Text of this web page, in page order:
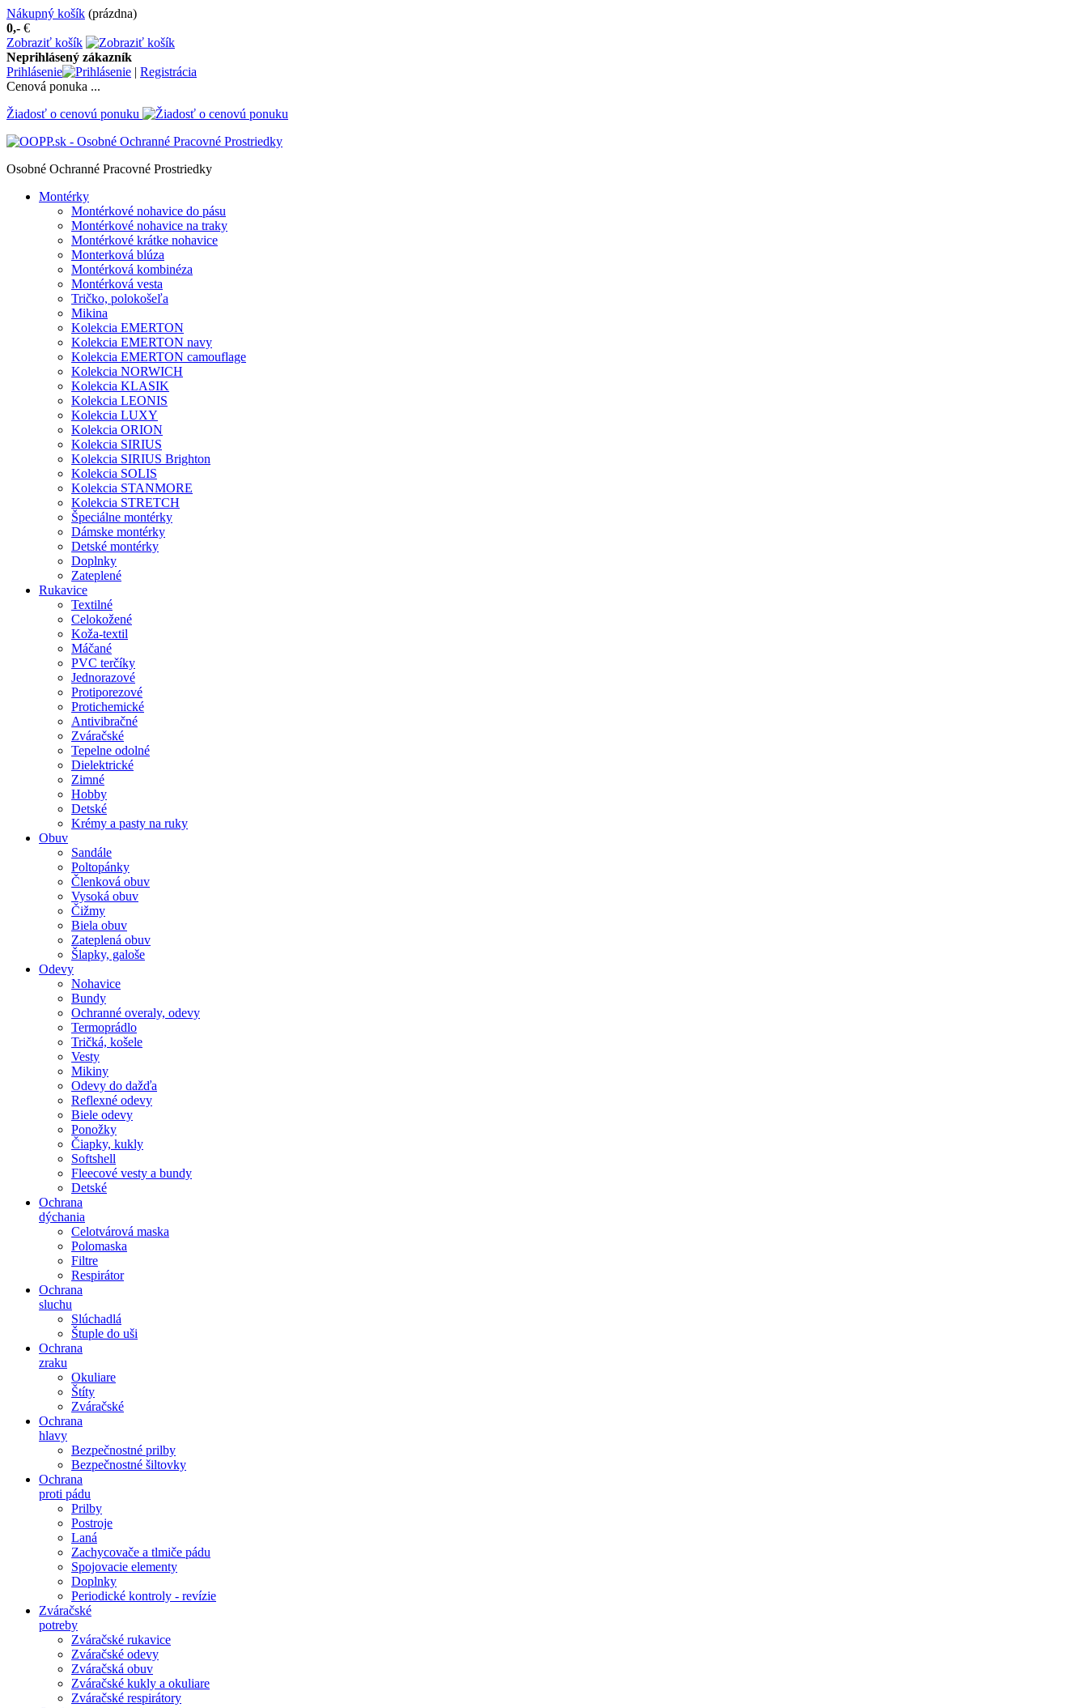
Nákupný košík (prázdna)
0,- €
Zobraziť košík
Neprihlásený zákazník
Prihlásenie
| Registrácia
Cenová ponuka ...
Žiadosť o cenovú ponuku
Osobné Ochranné Pracovné Prostriedky
Montérky
Montérkové nohavice do pásu
Montérkové nohavice na traky
Montérkové krátke nohavice
Monterková blúza
Montérková kombinéza
Montérková vesta
Tričko, polokošeľa
Mikina
Kolekcia EMERTON
Kolekcia EMERTON navy
Kolekcia EMERTON camouflage
Kolekcia NORWICH
Kolekcia KLASIK
Kolekcia LEONIS
Kolekcia LUXY
Kolekcia ORION
Kolekcia SIRIUS
Kolekcia SIRIUS Brighton
Kolekcia SOLIS
Kolekcia STANMORE
Kolekcia STRETCH
Špeciálne montérky
Dámske montérky
Detské montérky
Doplnky
Zateplené
Rukavice
Textilné
Celokožené
Koža-textil
Máčané
PVC terčíky
Jednorazové
Protiporezové
Protichemické
Antivibračné
Zváračské
Tepelne odolné
Dielektrické
Zimné
Hobby
Detské
Krémy a pasty na ruky
Obuv
Sandále
Poltopánky
Členková obuv
Vysoká obuv
Čižmy
Biela obuv
Zateplená obuv
Šlapky, galoše
Odevy
Nohavice
Bundy
Ochranné overaly, odevy
Termoprádlo
Tričká, košele
Vesty
Mikiny
Odevy do dažďa
Reflexné odevy
Biele odevy
Ponožky
Čiapky, kukly
Softshell
Fleecové vesty a bundy
Detské
Ochrana
dýchania
Celotvárová maska
Polomaska
Filtre
Respirátor
Ochrana
sluchu
Slúchadlá
Štuple do uši
Ochrana
zraku
Okuliare
Štíty
Zváračské
Ochrana
hlavy
Bezpečnostné prilby
Bezpečnostné šiltovky
Ochrana
proti pádu
Prilby
Postroje
Laná
Zachycovače a tlmiče pádu
Spojovacie elementy
Doplnky
Periodické kontroly - revízie
Zváračské
potreby
Zváračské rukavice
Zváračské odevy
Zváračská obuv
Zváračské kukly a okuliare
Zváračské respirátory